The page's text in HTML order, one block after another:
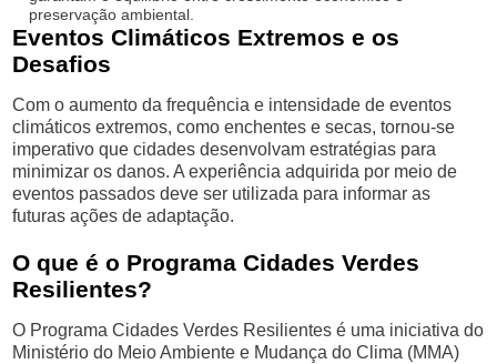
preservação ambiental.
Eventos Climáticos Extremos e os
Desafios
Com o aumento da frequência e intensidade de eventos
climáticos extremos, como enchentes e secas, tornou-se
imperativo que cidades desenvolvam estratégias para
minimizar os danos. A experiência adquirida por meio de
eventos passados deve ser utilizada para informar as
futuras ações de adaptação.
O que é o Programa Cidades Verdes
Resilientes?
O Programa Cidades Verdes Resilientes é uma iniciativa do
Ministério do Meio Ambiente e Mudança do Clima (MMA)